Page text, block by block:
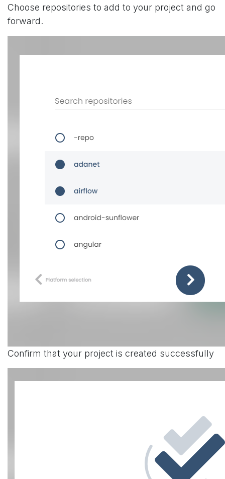
Choose repositories to add to your project and go
forward.
Confirm that your project is created successfully